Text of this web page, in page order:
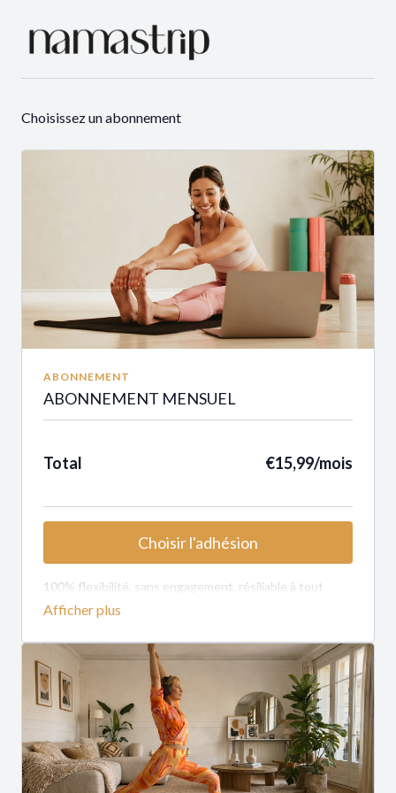
Choisissez un abonnement
ABONNEMENT
ABONNEMENT MENSUEL
Total €15,99/mois
Choisir l'adhésion
100% flexibilité, sans engagement, résiliable à tout
moment.
Vous utilisez unecarte cadeau? Entrez le code coupon,
puis ajoutez votre CB sans être débité.